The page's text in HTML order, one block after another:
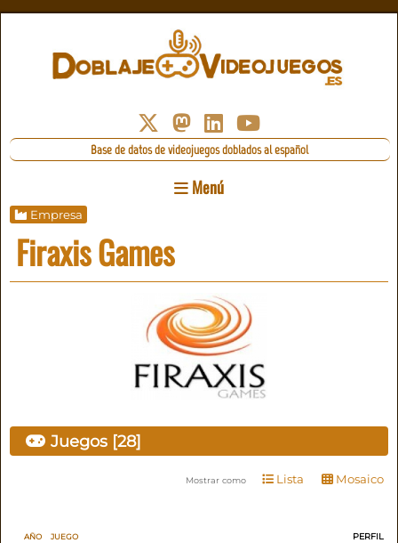
Base de datos de videojuegos doblados al español
Menú
Empresa
Firaxis Games
Juegos [28]
Mostrar como Lista Mosaico
AÑO JUEGO PERFIL